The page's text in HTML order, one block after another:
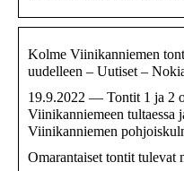
Kolme Viinikanniemen
uudelleen – Uutiset –
19.9.2022 — Tontit 1 ja 2
Viinikanniemeen tultaessa
Viinikanniemen
Omarantaiset tontit tulevat